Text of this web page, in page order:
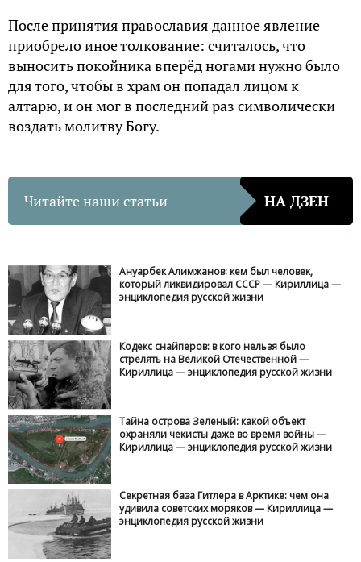
После принятия православия данное явление
приобрело иное толкование: считалось, что
выносить покойника вперёд ногами нужно было
для того, чтобы в храм он попадал лицом к
алтарю, и он мог в последний раз символически
воздать молитву Богу.
Читайте наши статьи НА ДЗЕН
Ануарбек Алимжанов: кем был человек,
который ликвидировал СССР — Кириллица —
энциклопедия русской жизни
Кодекс снайперов: в кого нельзя было
стрелять на Великой Отечественной —
Кириллица — энциклопедия русской жизни
Тайна острова Зеленый: какой объект
охраняли чекисты даже во время войны —
Кириллица — энциклопедия русской жизни
Секретная база Гитлера в Арктике: чем она
удивила советских моряков — Кириллица —
энциклопедия русской жизни